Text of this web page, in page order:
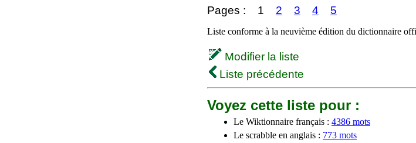
Pages : 1 2 3 4 5
Liste conforme à la neuvième édition du dictionnaire
Modifier la liste
Liste précédente
Voyez cette liste pour :
Le Wiktionnaire français : 4386 mots
Le scrabble en anglais : 773 mots